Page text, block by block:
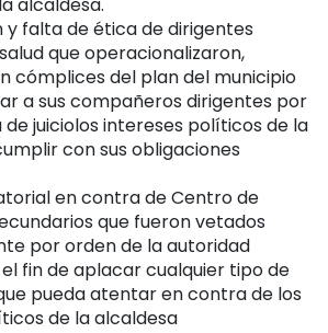
y falta de ética de dirigentes
que operacionalizaron,
cómplices del plan del municipio
a sus compañeros dirigentes por
juiciolos intereses políticos de la
con sus obligaciones
en contra de Centro de
que fueron vetados
por orden de la autoridad
fin de aplacar cualquier tipo de
pueda atentar en contra de los
de la alcaldesa